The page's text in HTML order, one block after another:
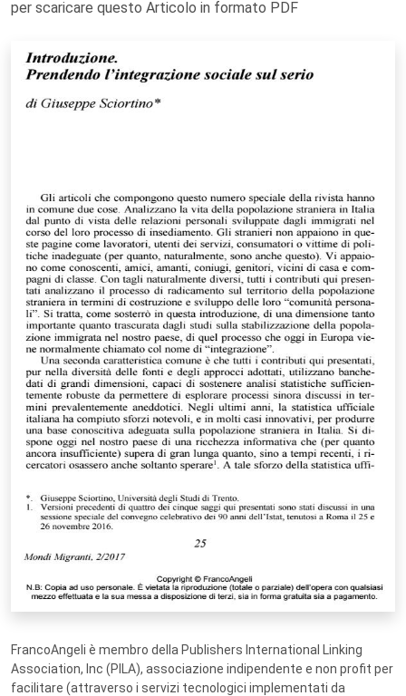
per scaricare questo Articolo in formato PDF
FrancoAngeli è membro della Publishers International Linking
Association, Inc (PILA), associazione indipendente e non profit per
facilitare (attraverso i servizi tecnologici implementati da